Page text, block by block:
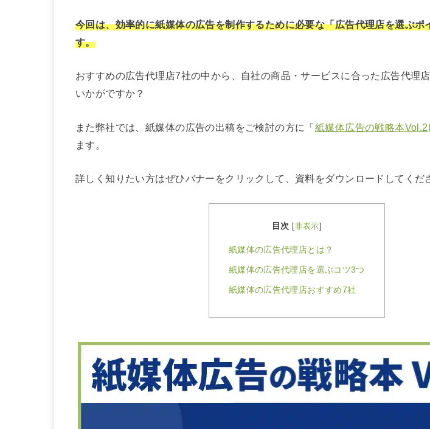
今回は、効率的に紙媒体の広告を制作するために必要な「広告代理店を選ぶポ
す。
おすすめの広告代理店7社の中から、自社の商品・サービスに合った広告代理
いかがですか？
また弊社では、紙媒体の広告の出稿をご検討の方に「紙媒体広告の戦略本Vol.2
ます。
詳しく知りたい方はぜひバナーをクリックして、資料をダウンロードしてくだ
目次 非表示
紙媒体の広告代理店とは？
紙媒体の広告代理店を選ぶコツ3つ
紙媒体の広告代理店おすすめ7社